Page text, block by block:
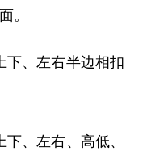
。
下、左右半边相扣
、左右、高低、